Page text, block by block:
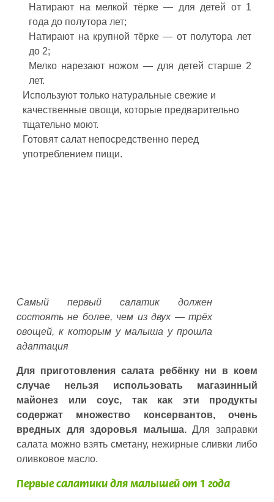
Натирают на мелкой тёрке — для детей от 1
года до полутора лет;
Натирают на крупной тёрке — от полутора лет
до 2;
Мелко нарезают ножом — для детей старше 2
лет.
Используют только натуральные свежие и
качественные овощи, которые предварительно
тщательно моют.
Готовят салат непосредственно перед
употреблением пищи.
Самый первый салатик должен
состоять не более, чем из двух — трёх
овощей, к которым у малыша у прошла
адаптация
Для приготовления салата ребёнку ни в коем
случае нельзя использовать магазинный
майонез или соус, так как эти продукты
содержат множество консервантов, очень
вредных для здоровья малыша.Для заправки
салата можно взять сметану, нежирные сливки либо
оливковое масло.
Первые салатики для малышей от 1 года